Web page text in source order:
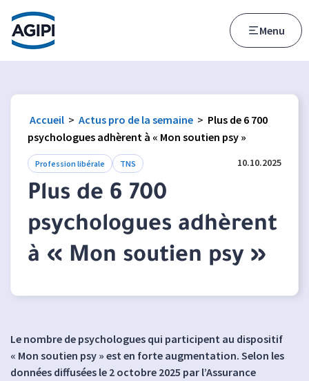
Accès au menu
Accès au contenu principal
Menu
Accueil > Actus pro de la semaine > Plus de 6 700
psychologues adhèrent à « Mon soutien psy »
Profession libérale TNS 10.10.2025
Plus de 6 700
psychologues adhèrent
à « Mon soutien psy »
Le nombre de psychologues qui participent au dispositif
« Mon soutien psy » est en forte augmentation. Selon les
données diffusées le 2 octobre 2025 par l’Assurance